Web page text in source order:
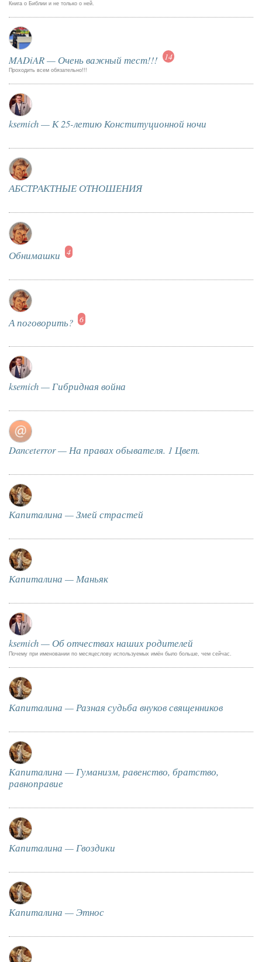
Книга о Библии и не только о ней.
MADiAR — Очень важный тест!!! 14
Проходить всем обязательно!!!
ksemich — К 25-летию Конституционной ночи
АБСТРАКТНЫЕ ОТНОШЕНИЯ
Обнимашки 4
А поговорить? 6
ksemich — Гибридная война
Danceterror — На правах обывателя. 1 Цвет.
Капиталина — Змей страстей
Капиталина — Маньяк
ksemich — Об отчествах наших родителей
Почему при именовании по месяцеслову используемых имён было больше, чем сейчас.
Капиталина — Разная судьба внуков священников
Капиталина — Гуманизм, равенство, братство,
равноправие
Капиталина — Гвоздики
Капиталина — Этнос